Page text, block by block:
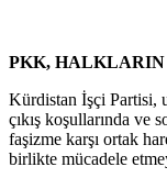
PKK,
Kürdistan İşçi Partisi,
çıkış koşullarında ve
faşizme karşı ortak
birlikte mücadele